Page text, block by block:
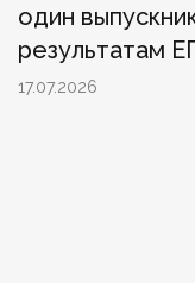
один
результатам
17.07.2026